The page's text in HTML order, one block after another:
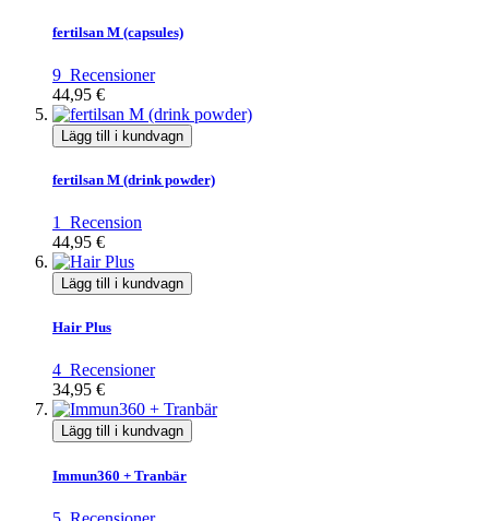
fertilsan M (capsules)
9 Recensioner
44,95 €
Lägg till i kundvagn
fertilsan M (drink powder)
1 Recension
44,95 €
Lägg till i kundvagn
Hair Plus
4 Recensioner
34,95 €
Lägg till i kundvagn
Immun360 + Tranbär